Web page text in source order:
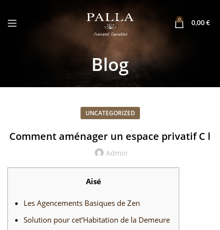
0
0,00 €
Blog
UNCATEGORIZED
Comment aménager un espace privatif C l
Admin
Aisé
Les Agencements Basiques de Zen
Solution pour cet’Habitation de la Demeure